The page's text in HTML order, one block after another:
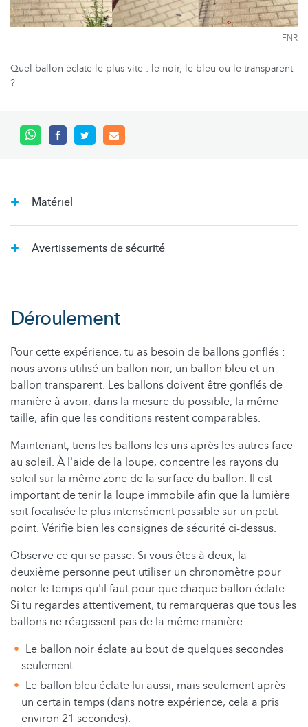
FNR
Quel ballon éclate le plus vite : le noir, le bleu ou le transparent
?
Matériel
Avertissements de sécurité
Déroulement
Pour cette expérience, tu as besoin de ballons gonflés :
nous avons utilisé un ballon noir, un ballon bleu et un
ballon transparent. Les ballons doivent être gonflés de
manière à avoir, dans la mesure du possible, la même
taille, afin que les conditions restent comparables.
Maintenant, tiens les ballons les uns après les autres face
au soleil. À l'aide de la loupe, concentre les rayons du
soleil sur la même zone de la surface du ballon. Il est
important de tenir la loupe immobile afin que la lumière
soit focalisée le plus intensément possible sur un petit
point. Vérifie bien les consignes de sécurité ci-dessus.
Observe ce qui se passe. Si vous êtes à deux, la
deuxième personne peut utiliser un chronomètre pour
noter le temps qu'il faut pour que chaque ballon éclate.
Si tu regardes attentivement, tu remarqueras que tous les
ballons ne réagissent pas de la même manière.
Le ballon noir éclate au bout de quelques secondes
seulement.
Le ballon bleu éclate lui aussi, mais seulement après
un certain temps (dans notre expérience, cela a pris
environ 21 secondes).